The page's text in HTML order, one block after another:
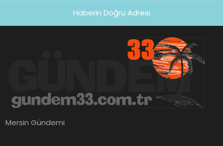
Haberin Doğru Adresi
Mersin Gündemi